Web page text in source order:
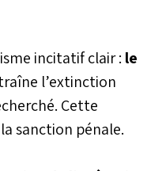
incitatif clair : le
l’extinction
Cette
sanction pénale.